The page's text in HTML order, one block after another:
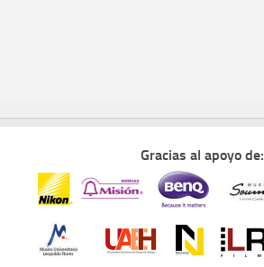
Gracias al apoyo de: